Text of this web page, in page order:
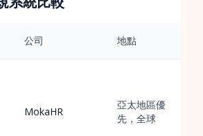
公司 地點
MokaHR
亞太地區優
先，全球